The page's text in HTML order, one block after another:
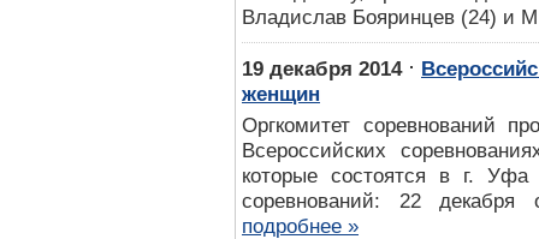
Владислав Бояринцев (24) и
19 декабря 2014⋅
женщин
Оргкомитет соревнований
Всероссийских
которые состоятся в г.
соревнований: 22 декабря
подробнее »